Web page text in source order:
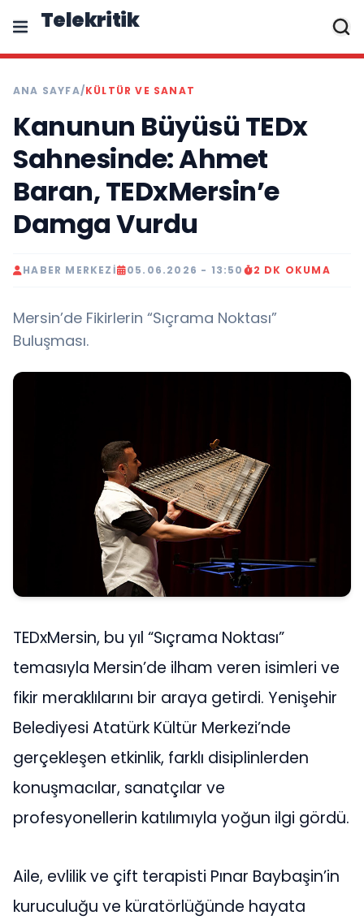
Telekritik
ANA SAYFA/KÜLTÜR VE SANAT
Kanunun Büyüsü TEDx
Sahnesinde: Ahmet
Baran, TEDxMersin’e
Damga Vurdu
HABER MERKEZI 05.06.2026 - 13:50 2 DK OKUMA
Mersin’de Fikirlerin “Sıçrama Noktası”
Buluşması.
TEDxMersin, bu yıl “Sıçrama Noktası”
temasıyla Mersin’de ilham veren isimleri ve
fikir meraklılarını bir araya getirdi. Yenişehir
Belediyesi Atatürk Kültür Merkezi’nde
gerçekleşen etkinlik, farklı disiplinlerden
konuşmacılar, sanatçılar ve
profesyonellerin katılımıyla yoğun ilgi gördü.
Aile, evlilik ve çift terapisti Pınar Baybaşin’in
kuruculuğu ve küratörlüğünde hayata